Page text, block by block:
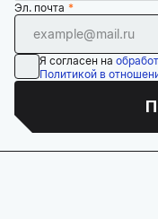
Эл. почта
Я согласен на
Политикой в